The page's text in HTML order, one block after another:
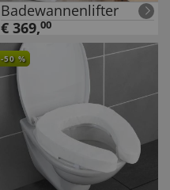
Badewannenlifter
€ 369,00
-50 %